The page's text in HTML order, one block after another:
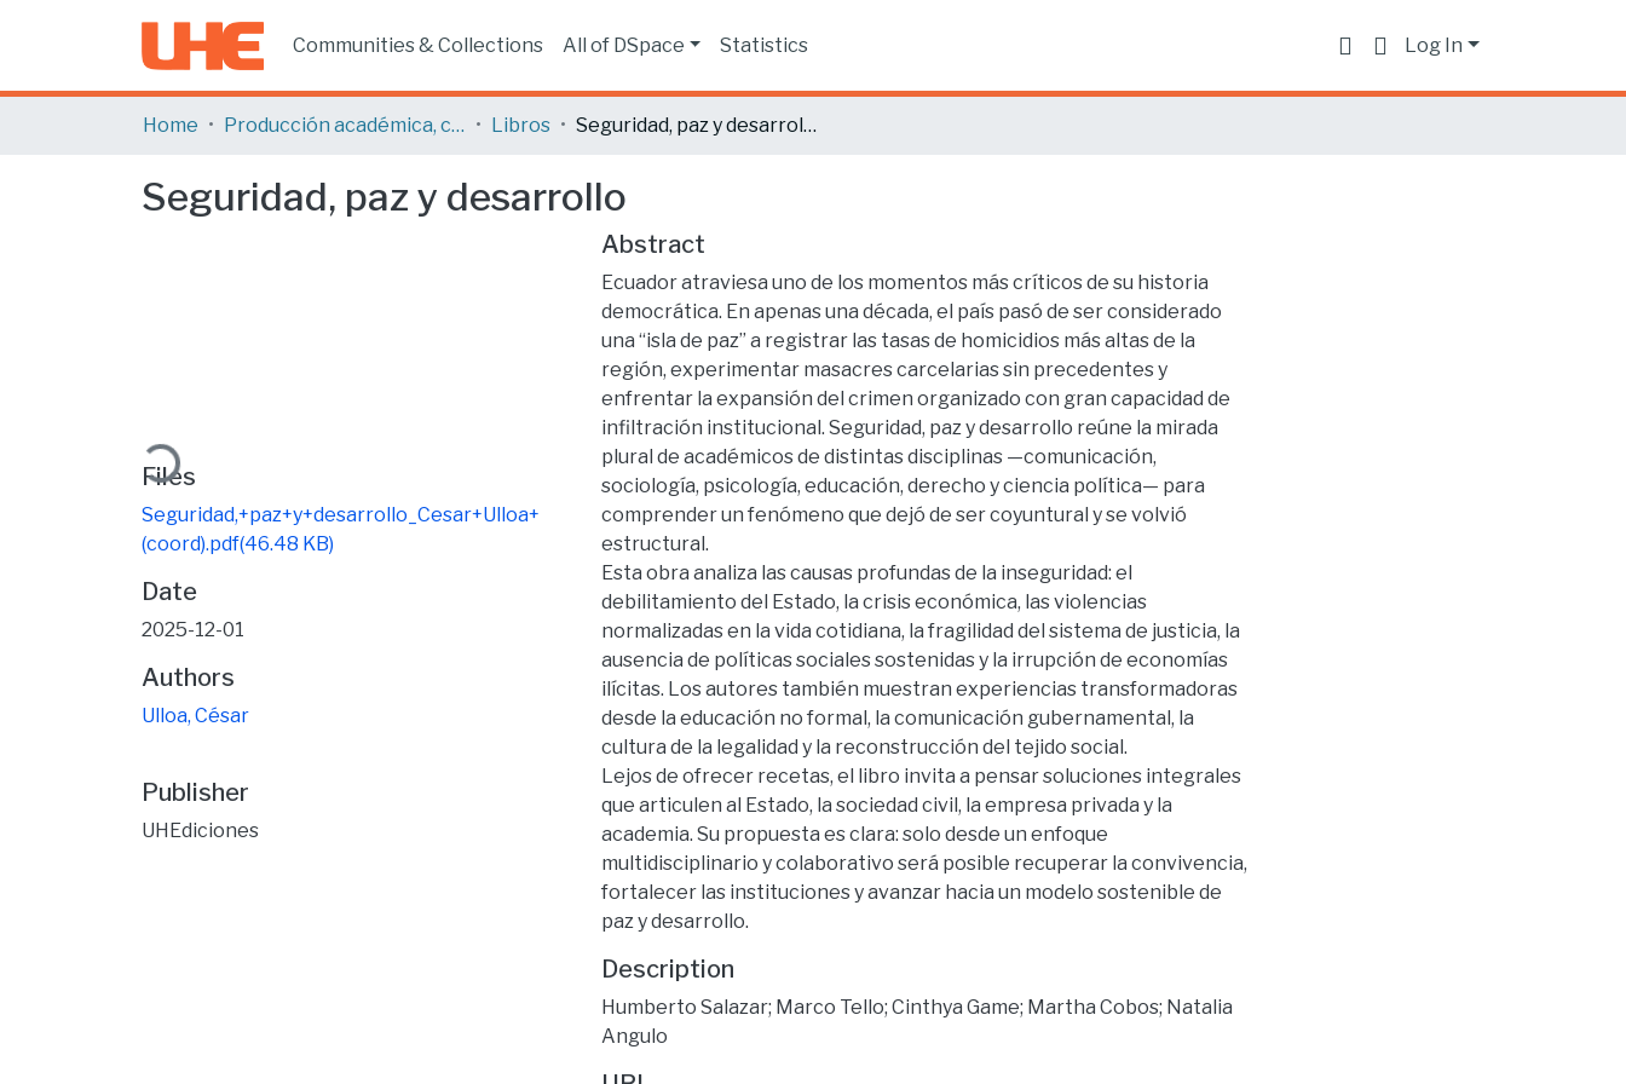
Communities & Collections All of DSpace Statistics Log In
Home Producción académica, científica y artística Libros Seguridad, paz y desarrollo
Seguridad, paz y desarrollo
Loading...
Files
Seguridad,+paz+y+desarrollo_Cesar+Ulloa+
(coord).pdf(46.48 KB)
Date
2025-12-01
Authors
Ulloa, César
Publisher
UHEdiciones
Abstract
Ecuador atraviesa uno de los momentos más críticos de su historia
democrática. En apenas una década, el país pasó de ser considerado
una “isla de paz” a registrar las tasas de homicidios más altas de la
región, experimentar masacres carcelarias sin precedentes y
enfrentar la expansión del crimen organizado con gran capacidad de
infiltración institucional. Seguridad, paz y desarrollo reúne la mirada
plural de académicos de distintas disciplinas —comunicación,
sociología, psicología, educación, derecho y ciencia política— para
comprender un fenómeno que dejó de ser coyuntural y se volvió
estructural.
Esta obra analiza las causas profundas de la inseguridad: el
debilitamiento del Estado, la crisis económica, las violencias
normalizadas en la vida cotidiana, la fragilidad del sistema de justicia, la
ausencia de políticas sociales sostenidas y la irrupción de economías
ilícitas. Los autores también muestran experiencias transformadoras
desde la educación no formal, la comunicación gubernamental, la
cultura de la legalidad y la reconstrucción del tejido social.
Lejos de ofrecer recetas, el libro invita a pensar soluciones integrales
que articulen al Estado, la sociedad civil, la empresa privada y la
academia. Su propuesta es clara: solo desde un enfoque
multidisciplinario y colaborativo será posible recuperar la convivencia,
fortalecer las instituciones y avanzar hacia un modelo sostenible de
paz y desarrollo.
Description
Humberto Salazar; Marco Tello; Cinthya Game; Martha Cobos; Natalia
Angulo